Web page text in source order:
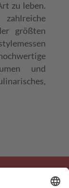
zu leben.
größten
und
– der